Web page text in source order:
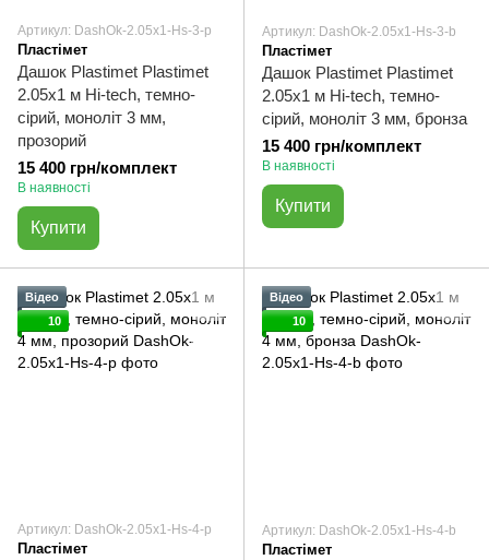
Артикул: DashOk-2.05x1-Hs-3-p
Пластімет
Дашок Plastimet Plastimet
2.05x1 м Hi-tech, темно-
сірий, моноліт 3 мм,
прозорий
15 400 грн/комплект
В наявності
Купити
Артикул: DashOk-2.05x1-Hs-3-b
Пластімет
Дашок Plastimet Plastimet
2.05x1 м Hi-tech, темно-
сірий, моноліт 3 мм, бронза
15 400 грн/комплект
В наявності
Купити
Відео
10
Артикул: DashOk-2.05x1-Hs-4-p
Пластімет
Відео
10
Артикул: DashOk-2.05x1-Hs-4-b
Пластімет